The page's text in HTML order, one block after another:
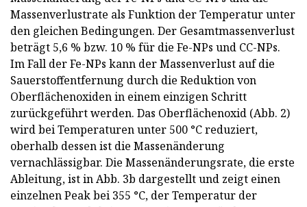
Massenverlustrate als Funktion der Temperatur unter
den gleichen Bedingungen. Der Gesamtmassenverlust
beträgt 5,6 % bzw. 10 % für die Fe-NPs und CC-NPs.
Im Fall der Fe-NPs kann der Massenverlust auf die
Sauerstoffentfernung durch die Reduktion von
Oberflächenoxiden in einem einzigen Schritt
zurückgeführt werden. Das Oberflächenoxid (Abb. 2)
wird bei Temperaturen unter 500 °C reduziert,
oberhalb dessen ist die Massenänderung
vernachlässigbar. Die Massenänderungsrate, die erste
Ableitung, ist in Abb. 3b dargestellt und zeigt einen
einzelnen Peak bei 355 °C, der Temperatur der